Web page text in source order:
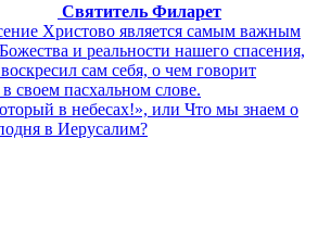
Святитель Филарет
Христово является самым важным
и реальности нашего спасения,
сам себя, о чем говорит
своем пасхальном слове.
в небесах!», или Что мы знаем о
в Иерусалим?